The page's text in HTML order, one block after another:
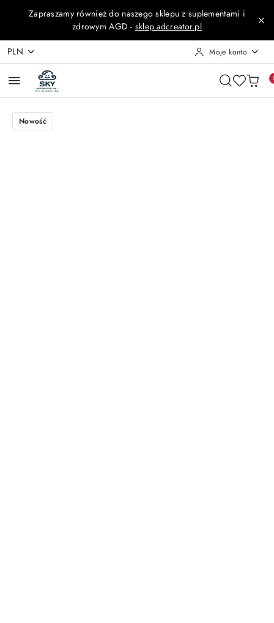
Przejdź do treści głównej
Przejdź do wyszukiwarki
Przejdź do moje konto
Przejdź do menu głównego
Przejdź do opisu produktu
Przejdź do stopki
Zapraszamy również do naszego sklepu z suplementami i
zdrowym AGD - sklep.adcreator.pl
PLN Moje konto
Nowość